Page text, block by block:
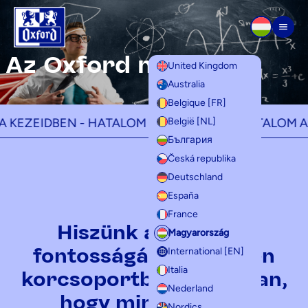
Tovább a tartalomra
United Kingdom
Australia
Belgique [FR]
België [NL]
България
Česká republika
Deutschland
España
France
Magyarország
International [EN]
Italia
Nederland
Az Oxford márka
-HATALOM A KEZEIDBEN -HATALOM A
Hiszünk az oktatás
fontosságában, minden
korcsoportban, és abban,
hogy mindannyian